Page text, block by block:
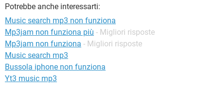
HARDWARE
Potrebbe anche interessarti:
Music search mp3 non funziona
Mp3jam non funziona più - Migliori risposte
Mp3jam non funziona - Migliori risposte
Music search mp3
Bussola iphone non funziona
Yt3 music mp3